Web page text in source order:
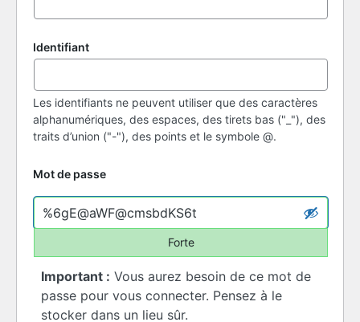
Identifiant
Les identifiants ne peuvent utiliser que des caractères
alphanumériques, des espaces, des tirets bas ("_"), des
traits d’union ("-"), des points et le symbole @.
Mot de passe
Forte
Important : Vous aurez besoin de ce mot de
passe pour vous connecter. Pensez à le
stocker dans un lieu sûr.